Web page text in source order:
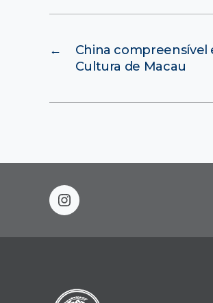
←
China compreensível
Cultura de Macau
instagram